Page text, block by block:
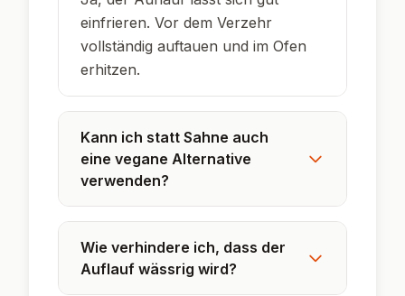
einfrieren. Vor dem Verzehr
vollständig auftauen und im Ofen
erhitzen.
Kann ich statt Sahne auch
eine vegane Alternative
verwenden?
Wie verhindere ich, dass der
Auflauf wässrig wird?